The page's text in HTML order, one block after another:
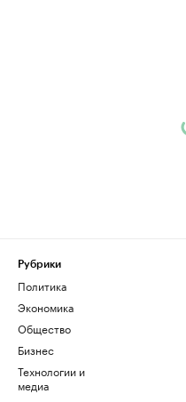
Рубрики
Политика
Экономика
Общество
Бизнес
Технологии и
медиа